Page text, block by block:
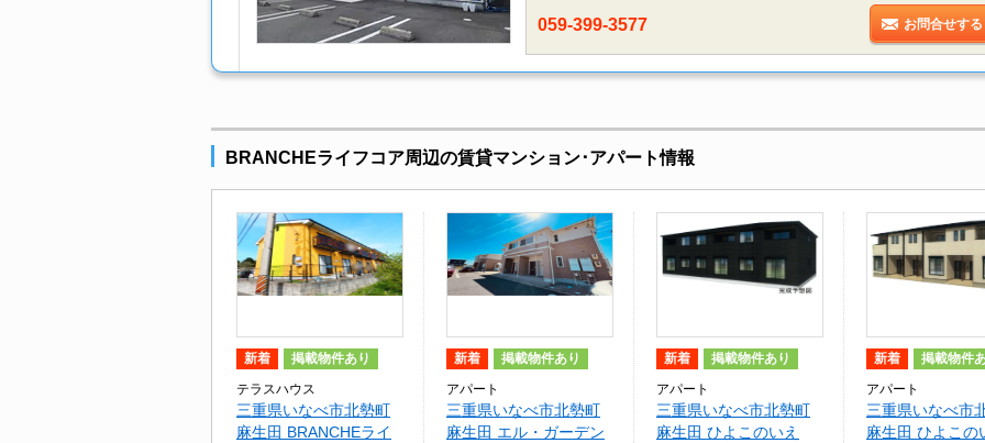
059-399-3577 お問合せする
BRANCHEライフコア周辺の賃貸マンション･アパート情報
新着 掲載物件あり
テラスハウス
三重県いなべ市北勢町
麻生田 BRANCHEライ
新着 掲載物件あり
アパート
三重県いなべ市北勢町
麻生田 エル・ガーデン
新着 掲載物件あり
アパート
三重県いなべ市北勢町
麻生田 ひよこのいえ
新着 掲載物件
アパート
三重県いなべ市
麻生田 ひよこの